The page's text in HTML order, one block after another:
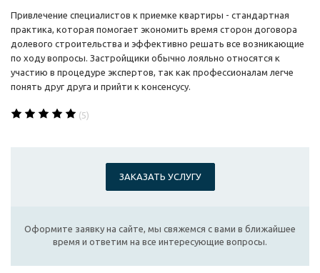
Привлечение специалистов к приемке квартиры - стандартная
практика, которая помогает экономить время сторон договора
долевого строительства и эффективно решать все возникающие
по ходу вопросы. Застройщики обычно лояльно относятся к
участию в процедуре экспертов, так как профессионалам легче
понять друг друга и прийти к консенсусу.
(5)
ЗАКАЗАТЬ УСЛУГУ
Оформите заявку на сайте, мы свяжемся с вами в ближайшее
время и ответим на все интересующие вопросы.